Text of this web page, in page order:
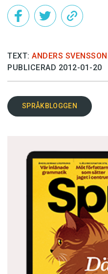
TEXT: ANDERS SVENSSON
PUBLICERAD 2012-01-20
SPRÅKBLOGGEN